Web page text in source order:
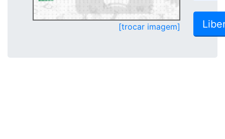
[trocar imagem]